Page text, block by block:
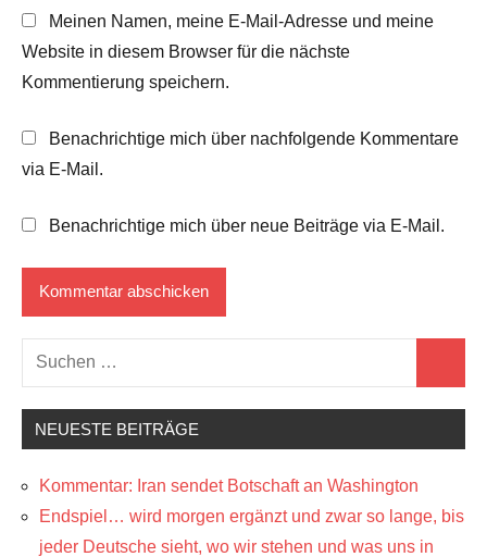
Meinen Namen, meine E-Mail-Adresse und meine
Website in diesem Browser für die nächste
Kommentierung speichern.
Benachrichtige mich über nachfolgende Kommentare
via E-Mail.
Benachrichtige mich über neue Beiträge via E-Mail.
Suchen
nach:
NEUESTE BEITRÄGE
Kommentar: Iran sendet Botschaft an Washington
Endspiel… wird morgen ergänzt und zwar so lange, bis
jeder Deutsche sieht, wo wir stehen und was uns in